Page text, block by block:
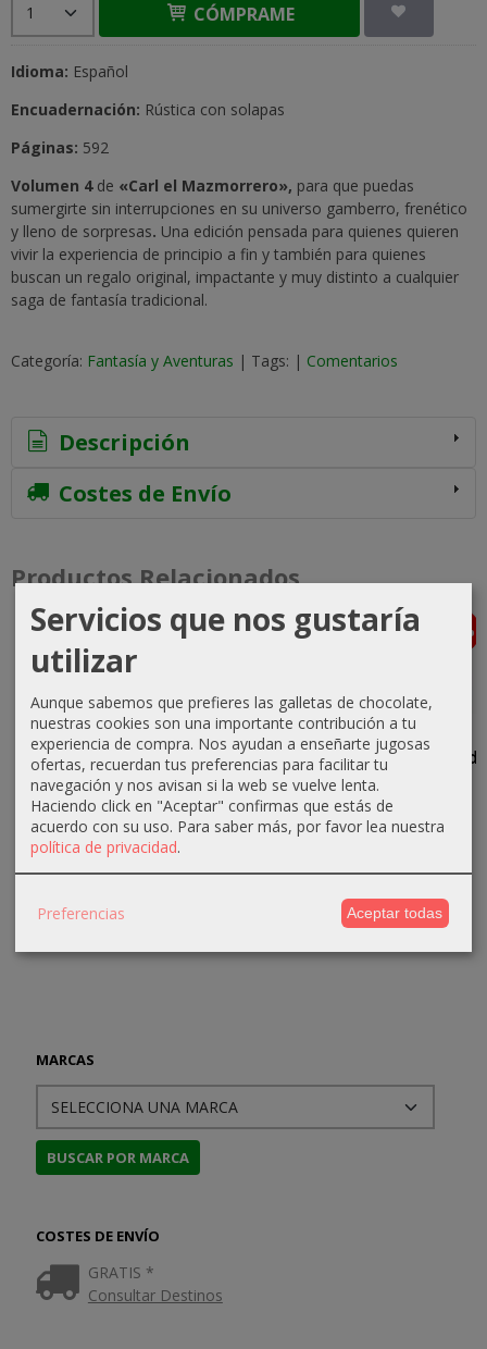
MARCAS
COSTES DE ENVÍO
GRATIS *
Consultar Destinos
CÓMPRAME
Idioma: Español
Encuadernación: Rústica con solapas
Páginas: 592
Volumen 4de «Carl el Mazmorrero», para que puedas
sumergirte sin interrupciones en su universo gamberro, frenético
y lleno de sorpresas. Una edición pensada para quienes quieren
vivir la experiencia de principio a fin y también para quienes
buscan un regalo original, impactante y muy distinto a cualquier
saga de fantasía tradicional.
Categoría: Fantasía y Aventuras | Tags: | Comentarios
Descripción
Costes de Envío
Productos Relacionados
-5 %
La Isla del
Tesoro
11,88 €
12,50 €
-5 %
El Hobbit Ed.
de Lujo
(Cómic)
28,03 €
29,50 €
Agotado -5 %
La Caída de
Altdorf -
The End
Times...
19,90 €
-5 %
El
Navega
Servicios que nos gustaría
utilizar
Aunque sabemos que prefieres las galletas de chocolate,
nuestras cookies son una importante contribución a tu
experiencia de compra. Nos ayudan a enseñarte jugosas
ofertas, recuerdan tus preferencias para facilitar tu
navegación y nos avisan si la web se vuelve lenta.
Haciendo click en "Aceptar" confirmas que estás de
acuerdo con su uso. Para saber más, por favor lea nuestra
política de privacidad.
Preferencias Aceptar todas